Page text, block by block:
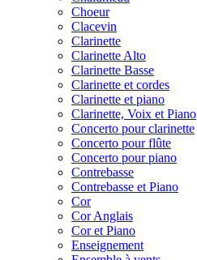
Choeur
Clacevin
Clarinette
Clarinette Alto
Clarinette Basse
Clarinette et cordes
Clarinette et piano
Clarinette, Voix et Piano
Concerto pour clarinette
Concerto pour flûte
Concerto pour piano
Contrebasse
Contrebasse et Piano
Cor
Cor Anglais
Cor et Piano
Enseignement